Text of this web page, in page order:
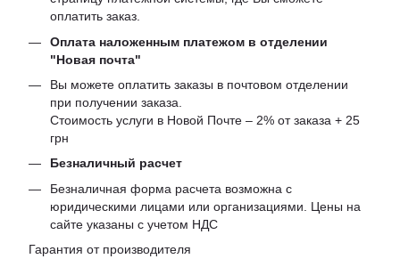
оплатить заказ.
Оплата наложенным платежом в отделении
"Новая почта"
Вы можете оплатить заказы в почтовом отделении
при получении заказа.
Стоимость услуги в Новой Почте – 2% от заказа + 25
грн
Безналичный расчет
Безналичная форма расчета возможна с
юридическими лицами или организациями. Цены на
сайте указаны с учетом НДС
Гарантия от производителя